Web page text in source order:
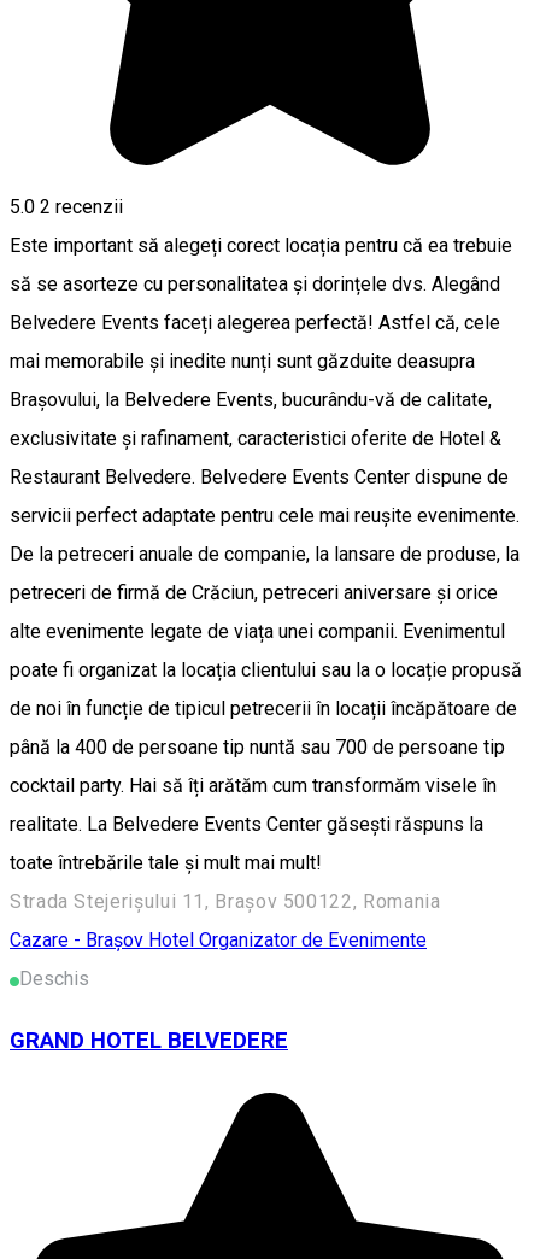
5.0 2 recenzii
Este important să alegeți corect locația pentru că ea trebuie
să se asorteze cu personalitatea și dorințele dvs. Alegând
Belvedere Events faceți alegerea perfectă! Astfel că, cele
mai memorabile și inedite nunți sunt găzduite deasupra
Brașovului, la Belvedere Events, bucurându-vă de calitate,
exclusivitate și rafinament, caracteristici oferite de Hotel &
Restaurant Belvedere. Belvedere Events Center dispune de
servicii perfect adaptate pentru cele mai reușite evenimente.
De la petreceri anuale de companie, la lansare de produse, la
petreceri de firmă de Crăciun, petreceri aniversare și orice
alte evenimente legate de viața unei companii. Evenimentul
poate fi organizat la locația clientului sau la o locație propusă
de noi în funcție de tipicul petrecerii în locații încăpătoare de
până la 400 de persoane tip nuntă sau 700 de persoane tip
cocktail party. Hai să îți arătăm cum transformăm visele în
realitate. La Belvedere Events Center găsești răspuns la
toate întrebările tale și mult mai mult!
Strada Stejerișului 11, Brașov 500122, Romania
Cazare - Brașov Hotel Organizator de Evenimente
Deschis
GRAND HOTEL BELVEDERE